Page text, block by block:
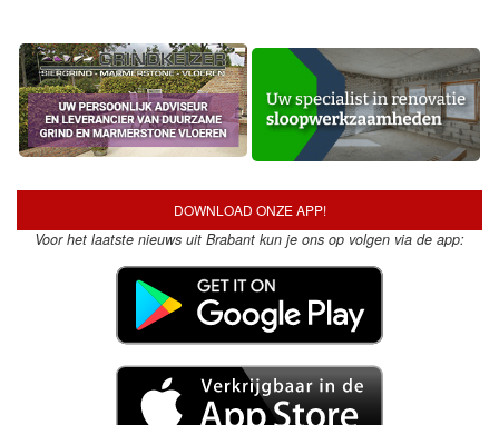
DOWNLOAD ONZE APP!
Voor het laatste nieuws uit Brabant kun je ons op volgen via de app: